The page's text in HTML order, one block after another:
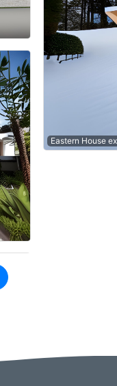
Eastern House